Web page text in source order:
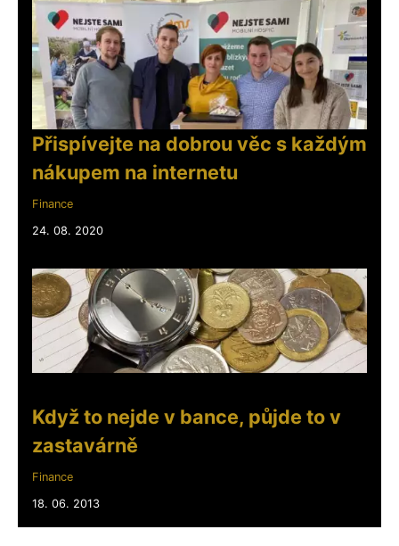
Přispívejte na dobrou věc s každým
nákupem na internetu
Finance
24. 08. 2020
Když to nejde v bance, půjde to v
zastavárně
Finance
18. 06. 2013